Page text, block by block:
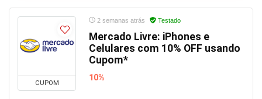
CUPOM
2 semanas atrás Testado
Mercado Livre: iPhones e
Celulares com 10% OFF usando
Cupom*
10%